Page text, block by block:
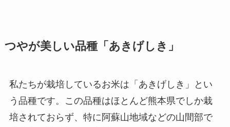
つやが美しい品種「あきげしき」
私たちが栽培しているお米は「あきげしき」とい
う品種です。この品種はほとんど熊本県でしか栽
培されておらず、特に阿蘇山地域などの山間部で